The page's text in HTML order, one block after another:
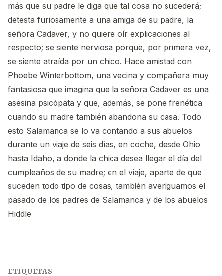
más que su padre le diga que tal cosa no sucederá;
detesta furiosamente a una amiga de su padre, la
señora Cadaver, y no quiere oír explicaciones al
respecto; se siente nerviosa porque, por primera vez,
se siente atraída por un chico. Hace amistad con
Phoebe Winterbottom, una vecina y compañera muy
fantasiosa que imagina que la señora Cadaver es una
asesina psicópata y que, además, se pone frenética
cuando su madre también abandona su casa. Todo
esto Salamanca se lo va contando a sus abuelos
durante un viaje de seis días, en coche, desde Ohio
hasta Idaho, a donde la chica desea llegar el día del
cumpleaños de su madre; en el viaje, aparte de que
suceden todo tipo de cosas, también averiguamos el
pasado de los padres de Salamanca y de los abuelos
Hiddle
ETIQUETAS